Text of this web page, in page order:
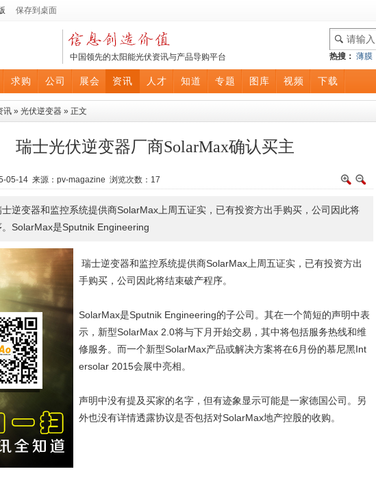
保存到桌面
热搜： 薄膜
中国领先的太阳能光伏资讯与产品导购平台
求购 公司 展会 资讯 人才 知道 专题 图库 视频 下载
讯 » 光伏逆变器 » 正文
瑞士光伏逆变器厂商SolarMax确认买主
05-14 来源：pv-magazine 浏览次数： 17
逆变器和监控系统提供商SolarMax上周五证实，已有投资方出手购买，公司因此将
SolarMax是Sputnik Engineering
瑞士逆变器和监控系统提供商SolarMax上周五证实，已有投资方出
手购买，公司因此将结束破产程序。
SolarMax是Sputnik Engineering的子公司。其在一个简短的声明中表
示，新型SolarMax 2.0将与下月开始交易，其中将包括服务热线和维
修服务。而一个新型SolarMax产品或解决方案将在6月份的慕尼黑Int
ersolar 2015会展中亮相。
声明中没有提及买家的名字，但有迹象显示可能是一家德国公司。另
外也没有详情透露协议是否包括对SolarMax地产控股的收购。